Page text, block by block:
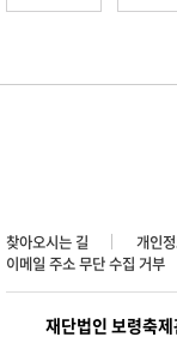
찾아오시는 길 개인
이메일 주소 무단 수집 거부
재단법인 보령축